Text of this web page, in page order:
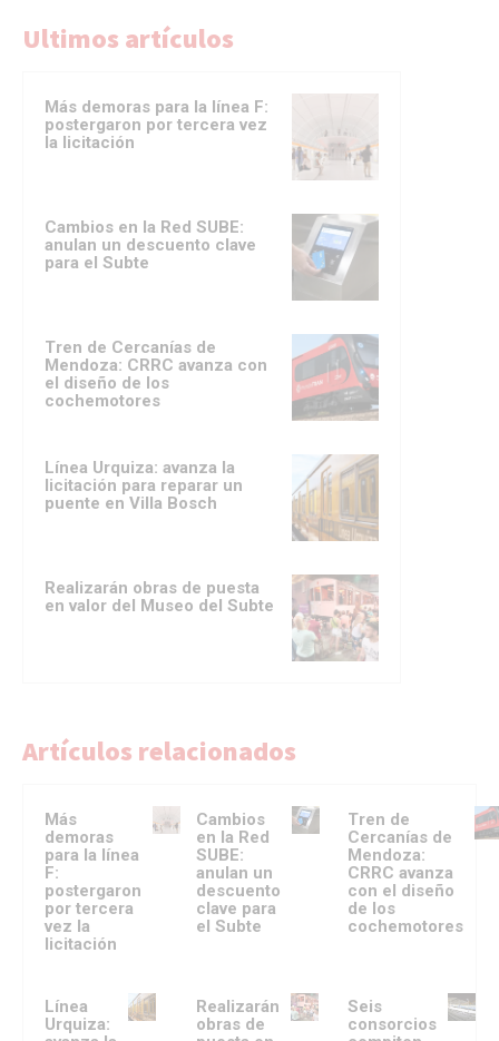
Ultimos artículos
Más demoras para la línea F:
postergaron por tercera vez
la licitación
Cambios en la Red SUBE:
anulan un descuento clave
para el Subte
Tren de Cercanías de
Mendoza: CRRC avanza con
el diseño de los
cochemotores
Línea Urquiza: avanza la
licitación para reparar un
puente en Villa Bosch
Realizarán obras de puesta
en valor del Museo del Subte
Artículos relacionados
Más
demoras
para la línea
F:
postergaron
por tercera
vez la
licitación
Cambios
en la Red
SUBE:
anulan un
descuento
clave para
el Subte
Tren de
Cercanías de
Mendoza:
CRRC avanza
con el diseño
de los
cochemotores
Línea
Urquiza:
Realizarán
obras de
Seis
consorcios